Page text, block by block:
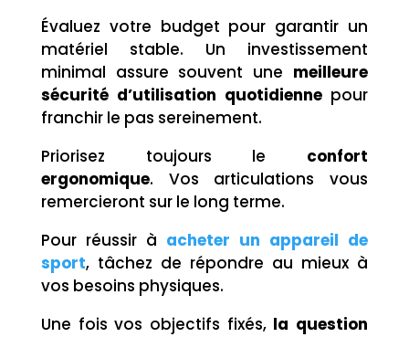
Évaluez votre budget pour garantir un
matériel stable. Un investissement
minimal assure souvent une meilleure
sécurité d’utilisation quotidienne pour
franchir le pas sereinement.
Priorisez toujours le confort
ergonomique. Vos articulations vous
remercieront sur le long terme.
Pour réussir à acheter un appareil de
sport, tâchez de répondre au mieux à
vos besoins physiques.
Une fois vos objectifs fixés, la question